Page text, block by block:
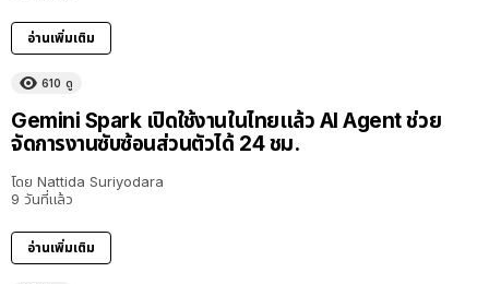
อ่านเพิ่มเติม
610 ดู
Gemini Spark เปิดใช้งานในไทยแล้ว AI Agent ช่วย
จัดการงานซับซ้อนส่วนตัวได้ 24 ชม.
โดย Nattida Suriyodara
9 วันที่แล้ว
อ่านเพิ่มเติม